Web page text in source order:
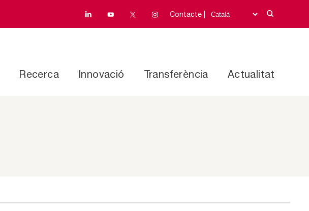
Contacte |
Recerca Innovació Transferència Actualitat